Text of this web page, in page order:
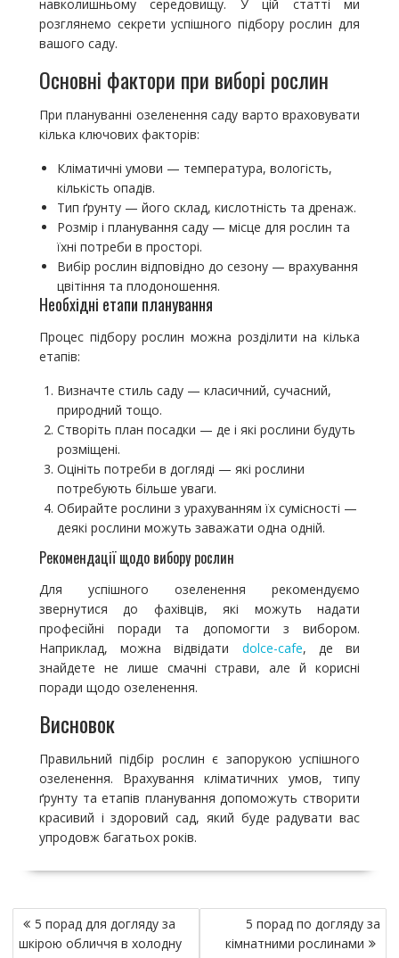
навколишньому середовищу. У цій статті ми
розглянемо секрети успішного підбору рослин для
вашого саду.
Основні фактори при виборі рослин
При плануванні озеленення саду варто враховувати
кілька ключових факторів:
Кліматичні умови — температура, вологість,
кількість опадів.
Тип ґрунту — його склад, кислотність та дренаж.
Розмір і планування саду — місце для рослин та
їхні потреби в просторі.
Вибір рослин відповідно до сезону — врахування
цвітіння та плодоношення.
Необхідні етапи планування
Процес підбору рослин можна розділити на кілька
етапів:
Визначте стиль саду — класичний, сучасний,
природний тощо.
Створіть план посадки — де і які рослини будуть
розміщені.
Оцініть потреби в догляді — які рослини
потребують більше уваги.
Обирайте рослини з урахуванням їх сумісності —
деякі рослини можуть заважати одна одній.
Рекомендації щодо вибору рослин
Для успішного озеленення рекомендуємо
звернутися до фахівців, які можуть надати
професійні поради та допомогти з вибором.
Наприклад, можна відвідати dolce-cafe, де ви
знайдете не лише смачні страви, але й корисні
поради щодо озеленення.
Висновок
Правильний підбір рослин є запорукою успішного
озеленення. Врахування кліматичних умов, типу
ґрунту та етапів планування допоможуть створити
красивий і здоровий сад, який буде радувати вас
упродовж багатьох років.
Н
а
5 порад для догляду за
шкірою обличчя в холодну
5 порад по догляду за
кімнатними рослинами